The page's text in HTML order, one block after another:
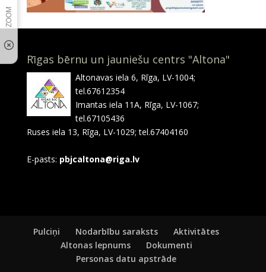
Rīgas bērnu un jauniešu centrs "Altona"
Altonavas iela 6, Rīga, LV-1004;
tel.67612354
Imantas iela 11A, Rīga, LV-1067;
tel.67105436
Ruses iela 13, Rīga, LV-1029; tel.67404160
E-pasts: pbjcaltona@riga.lv
Pulciņi Nodarbību saraksts
Aktivitātes
Altonas lepnums
Dokumenti
Personas datu apstrāde